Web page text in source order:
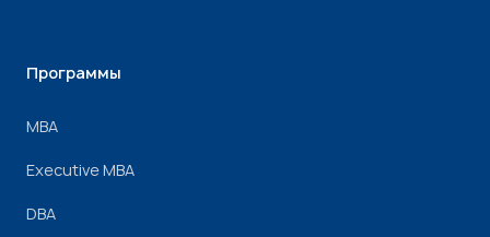
Программы
МВА
Executive MBA
DBA